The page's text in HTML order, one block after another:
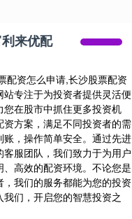
来优配
配资怎么申请,长沙股票配资
专注于为投资者提供灵活便
在股市中抓住更多投资机
方案，满足不同投资者的需
，操作简单安全。通过先进
客服团队，我们致力于为用户
高效的配资环境。不论您是
，我们的服务都能为您的投资
们，开启您的智慧投资之